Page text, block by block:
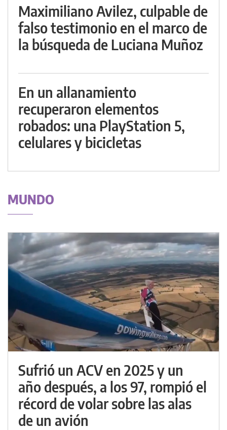
Maximiliano Avilez, culpable de
falso testimonio en el marco de
la búsqueda de Luciana Muñoz
En un allanamiento
recuperaron elementos
robados: una PlayStation 5,
celulares y bicicletas
MUNDO
Sufrió un ACV en 2025 y un
año después, a los 97, rompió el
récord de volar sobre las alas
de un avión